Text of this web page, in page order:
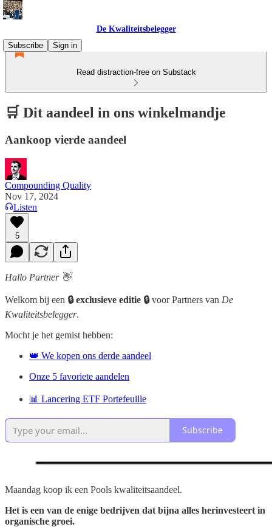
De Kwaliteitsbelegger
Subscribe
Sign in
Read distraction-free on Substack
🛒 Dit aandeel in ons winkelmandje
Aankoop vierde aandeel
Compounding Quality
Nov 17, 2024
Listen
5
Hallo Partner 👋
Welkom bij een 🔒 exclusieve editie 🔒voor Partners van De
Kwaliteitsbelegger.
Mocht je het gemist hebben:
👑 We kopen ons derde aandeel
Onze 5 favoriete aandelen
📊 Lancering ETF Portefeuille
Subscribe
Maandag koop ik een Pools kwaliteitsaandeel.
Het is een van de enige bedrijven dat bijna alles herinvesteert in
organische groei.